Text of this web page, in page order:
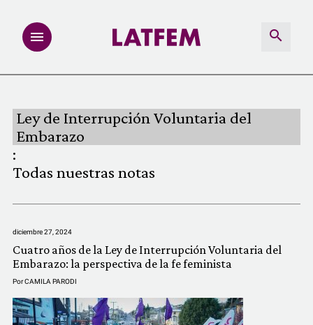
INVESTIGACIONES
MULTIMEDIA
REDACCIÓN ABIERTA
LATFEMLAB.
PRODUCTOS
COMUNIDAD
Ley de Interrupción Voluntaria del
Embarazo
:
Todas nuestras notas
diciembre 27, 2024
Cuatro años de la Ley de Interrupción Voluntaria del
Embarazo: la perspectiva de la fe feminista
PorCAMILA PARODI